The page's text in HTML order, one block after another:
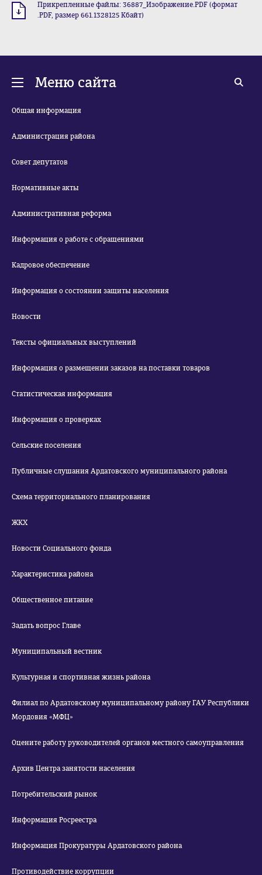
Прикрепленные файлы: 36887_Изображение.PDF (формат
.PDF, размер 661.1328125 Кбайт)
Меню сайта
Общая информация
Администрация района
Совет депутатов
Нормативные акты
Административная реформа
Информация о работе с обращениями
Кадровое обеспечение
Информация о состоянии защиты населения
Новости
Тексты официальных выступлений
Информация о размещении заказов на поставки товаров
Статистическая информация
Информация о проверках
Сельские поселения
Публичные слушания Ардатовского муниципального района
Схема территориального планирования
ЖКХ
Новости Социального фонда
Характеристика района
Общественное питание
Задать вопрос Главе
Муниципальный вестник
Культурная и спортивная жизнь района
Филиал по Ардатовскому муниципальному району ГАУ Республики
Мордовия «МФЦ»
Оцените работу руководителей органов местного самоуправления
Архив Центра занятости населения
Потребительский рынок
Информация Росреестра
Информация Прокуратуры Ардатовского района
Противодействие коррупции